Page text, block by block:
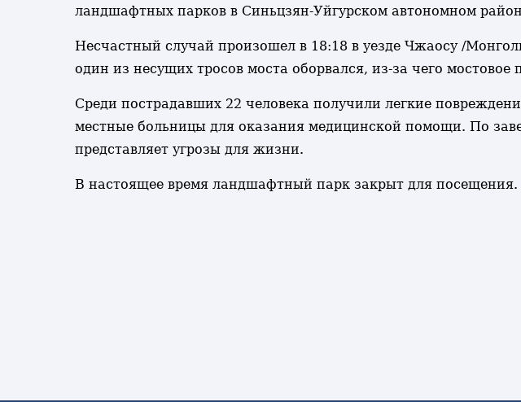
Спецрепортажи
ландшафтных парков в Синьцзян-Уйгурском автономном
Несчастный случай произошел в 18:18 в уезде Чжаосу /
один из несущих тросов моста оборвался, из-за чего
Среди пострадавших 22 человека получили легкие
местные больницы для оказания медицинской помощи. По
представляет угрозы для жизни.
В настоящее время ландшафтный парк закрыт для посещения.